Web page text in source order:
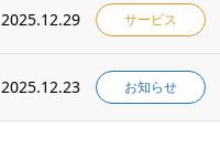
2025.12.29 サービス
2025.12.23 お知らせ